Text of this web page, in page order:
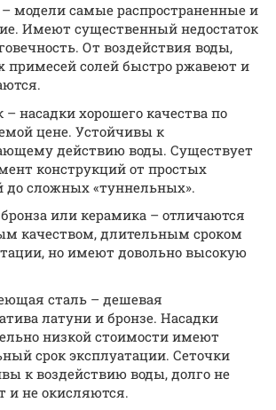
модели самые распространенные и
Имеют существенный недостаток
От воздействия воды,
примесей солей быстро ржавеют и
– насадки хорошего качества по
цене. Устойчивы к
действию воды. Существует
конструкций от простых
до сложных «туннельных».
или керамика – отличаются
качеством, длительным сроком
но имеют довольно высокую
сталь – дешевая
латуни и бронзе. Насадки
низкой стоимости имеют
срок эксплуатации. Сеточки
к воздействию воды, долго не
и не окисляются.